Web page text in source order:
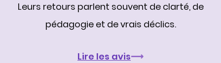
Leurs retours parlent souvent de clarté, de
pédagogie et de vrais déclics.
Lire les avis⟶